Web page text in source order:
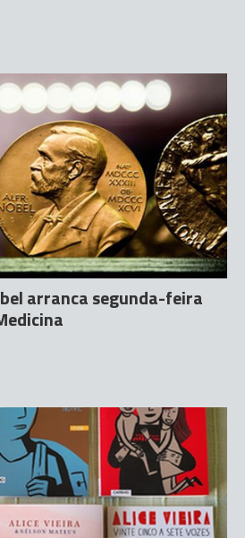
arranca segunda-feira